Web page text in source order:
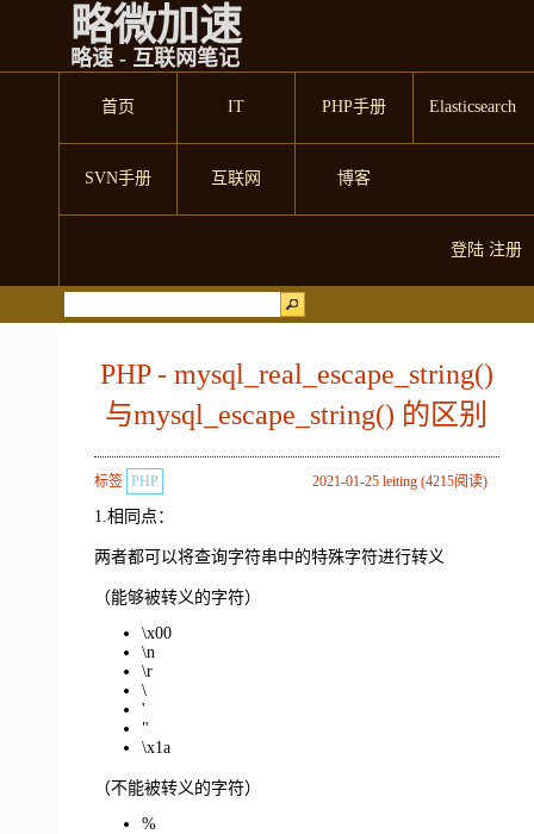
略微加速
略速 - 互联网笔记
首页 IT PHP手册 Elasticsearch
SVN手册 互联网 博客
登陆 注册
PHP - mysql_real_escape_string()
与mysql_escape_string() 的区别
2021-01-25 leiting (4215阅读)
标签 PHP
1.相同点：
两者都可以将查询字符串中的特殊字符进行转义
（能够被转义的字符）
\x00
\n
\r
\
'
"
\x1a
（不能被转义的字符）
%